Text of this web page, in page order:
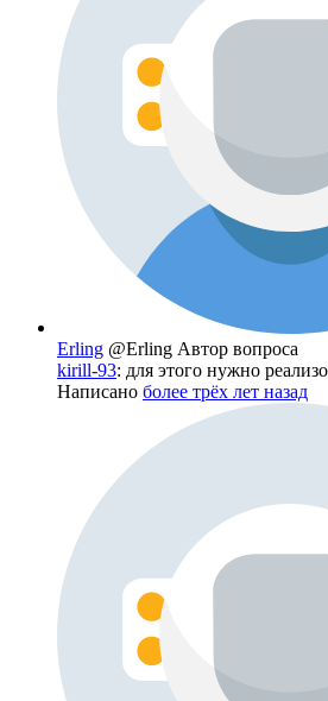
Erling @Erling Автор вопроса
kirill-93: для этого нужно
Написано более трёх лет назад